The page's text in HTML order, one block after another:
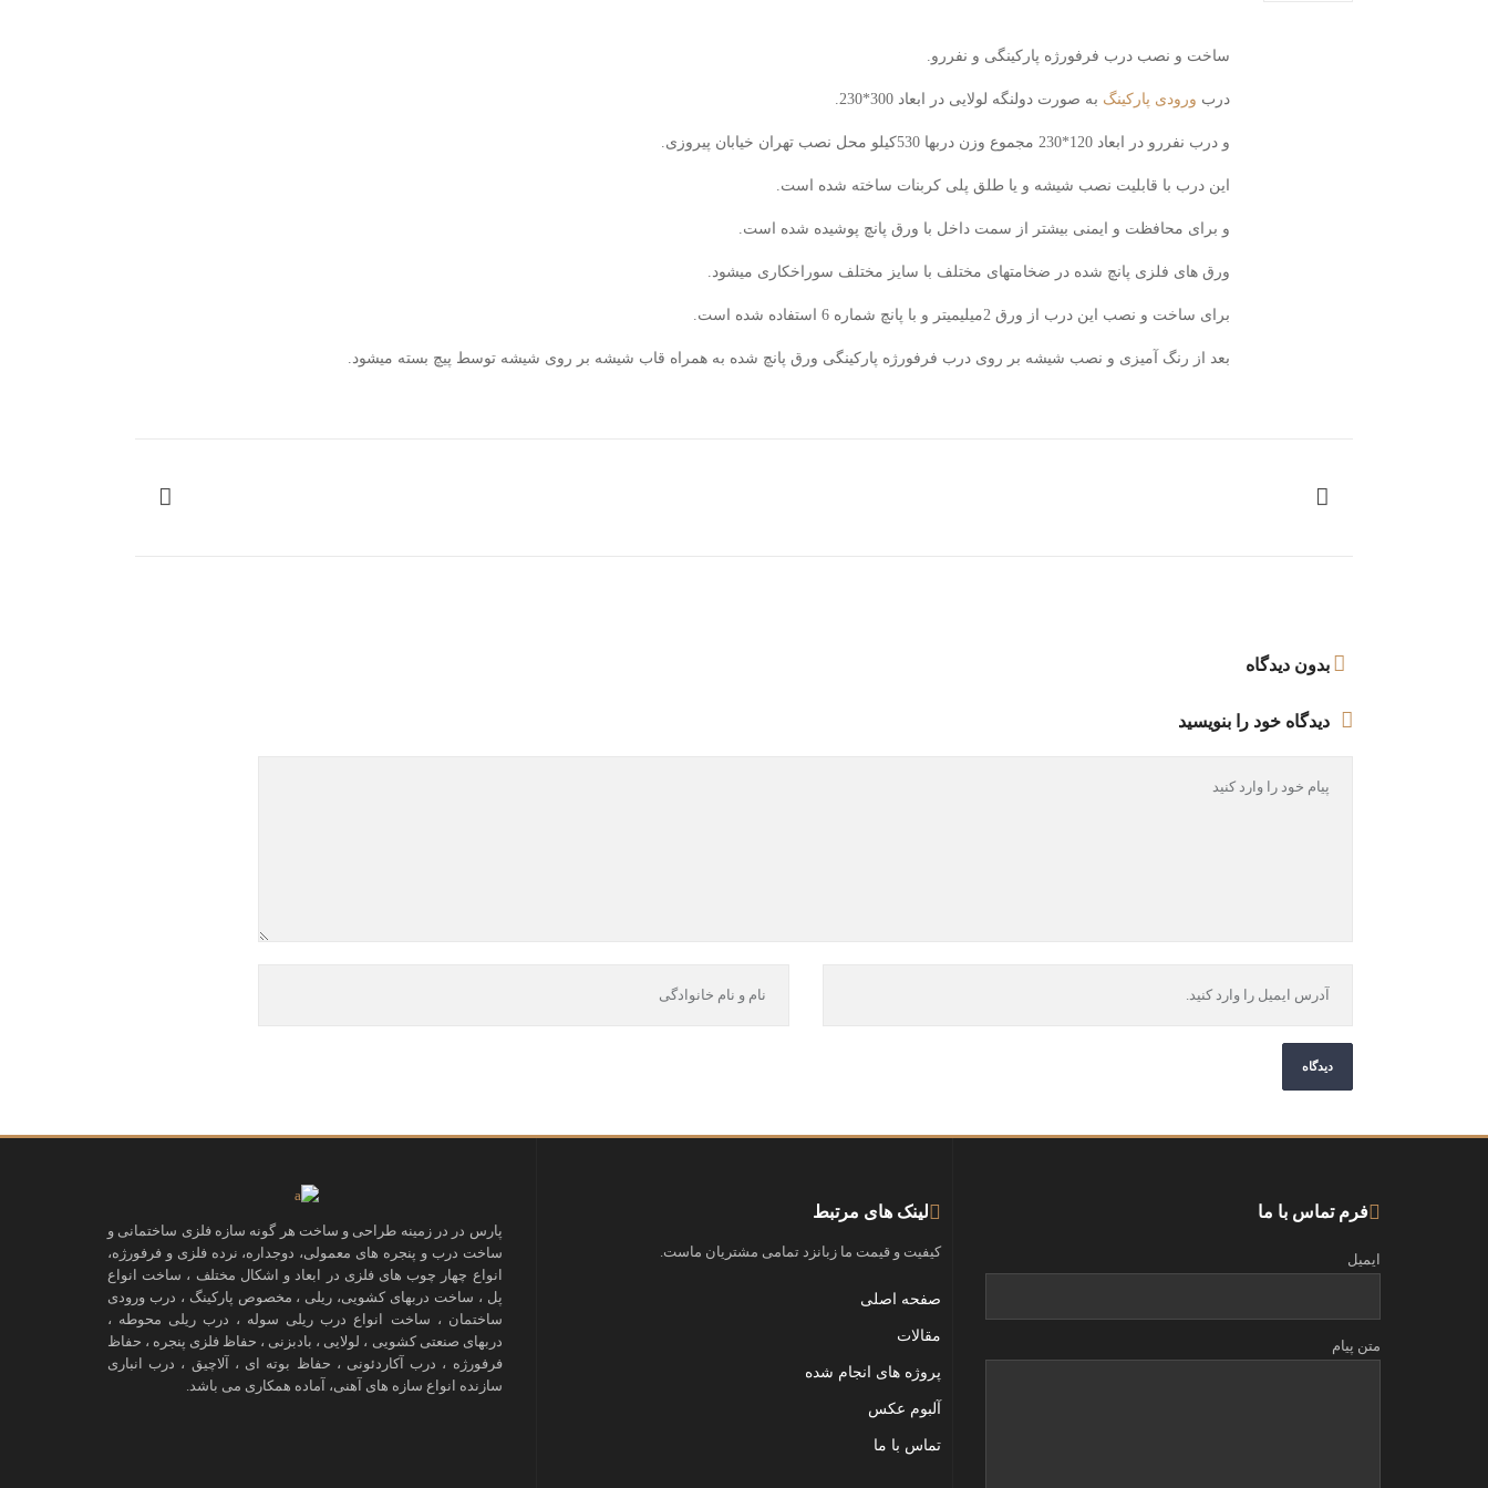
ساخت و نصب درب فرفورژه پارکینگی و نفررو.
درب ورودی پارکینگ به صورت دولنگه لولایی در ابعاد 300*230.
و درب نفررو در ابعاد 120*230 مجموع وزن دربها 530کیلو محل نصب تهران خیابان پیروزی.
این درب با قابلیت نصب شیشه و یا طلق پلی کربنات ساخته شده است.
و برای محافظت و ایمنی بیشتر از سمت داخل با ورق پانچ پوشیده شده است.
ورق های فلزی پانچ شده در ضخامتهای مختلف با سایز مختلف سوراخکاری میشود.
برای ساخت و نصب این درب از ورق 2میلیمیتر و با پانچ شماره 6 استفاده شده است.
بعد از رنگ آمیزی و نصب شیشه بر روی درب فرفورژه پارکینگی ورق پانچ شده به همراه قاب شیشه بر روی شیشه توسط پیچ بسته میشود.
بدون دیدگاه
دیدگاه خود را بنویسید
پارس در در زمینه طراحی و ساخت هر گونه سازه فلزی ساختمانی و
ساخت درب و پنجره های معمولی، دوجداره، نرده فلزی و فرفورژه،
انواع چهار چوب های فلزی در ابعاد و اشکال مختلف ، ساخت انواع
پل ، ساخت دربهای کشویی، ریلی ، مخصوص پارکینگ ، درب ورودی
ساختمان ، ساخت انواع درب ریلی سوله ، درب ریلی محوطه ،
دربهای صنعتی کشویی ، لولایی ، بادبزنی ، حفاظ فلزی پنجره ، حفاظ
فرفورژه ، درب آکاردئونی ، حفاظ بوته ای ، آلاچیق ، درب انباری
سازنده انواع سازه های آهنی، آماده همکاری می باشد.
لینک های مرتبط
کیفیت و قیمت ما زبانزد تمامی مشتریان ماست.
صفحه اصلی
مقالات
پروژه های انجام شده
آلبوم عکس
تماس با ما
فرم تماس با ما
ایمیل
متن پیام